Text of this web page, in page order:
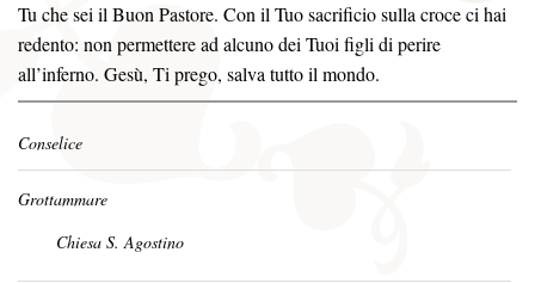
Tu che sei il Buon Pastore. Con il Tuo sacrificio sulla croce ci hai
redento: non permettere ad alcuno dei Tuoi figli di perire
all’inferno. Gesù, Ti prego, salva tutto il mondo.
Conselice
Grottammare
Chiesa S. Agostino